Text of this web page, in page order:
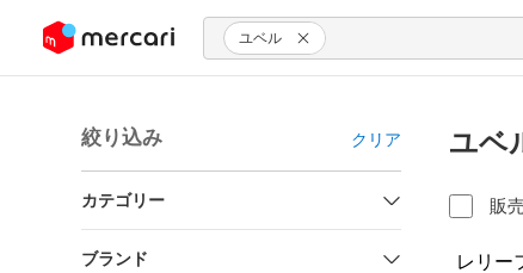
ツにスキップ ユベル
絞り込み クリア
カテゴリー
ブランド
ユベ
販
レリー